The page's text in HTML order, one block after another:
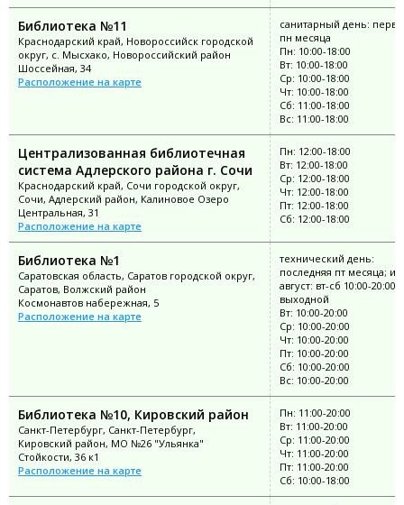
Библиотека №11
Краснодарский край, Новороссийск городской
округ, с. Мысхако, Новороссийский район
Шоссейная, 34
Расположение на карте
санитарный день:
пн месяца
Пн: 10:00-18:00
Вт: 10:00-18:00
Ср: 10:00-18:00
Чт: 10:00-18:00
Сб: 11:00-18:00
Вс: 11:00-18:00
Централизованная библиотечная
система Адлерского района г. Сочи
Краснодарский край, Сочи городской округ,
Сочи, Адлерский район, Калиновое Озеро
Центральная, 31
Расположение на карте
Пн: 12:00-18:00
Вт: 12:00-18:00
Ср: 12:00-18:00
Чт: 12:00-18:00
Пт: 12:00-18:00
Сб: 12:00-18:00
Библиотека №1
Саратовская область, Саратов городской округ,
Саратов, Волжский район
Космонавтов набережная, 5
Расположение на карте
технический день:
последняя пт месяца;
август: вт-сб 10:00-20:00;
выходной
Вт: 10:00-20:00
Ср: 10:00-20:00
Чт: 10:00-20:00
Пт: 10:00-20:00
Сб: 10:00-20:00
Вс: 10:00-20:00
Библиотека №10, Кировский район
Санкт-Петербург, Санкт-Петербург,
Кировский район, МО №26 "Ульянка"
Стойкости, 36 к1
Расположение на карте
Пн: 11:00-20:00
Вт: 11:00-20:00
Ср: 11:00-20:00
Чт: 11:00-20:00
Пт: 11:00-20:00
Сб: 10:00-18:00